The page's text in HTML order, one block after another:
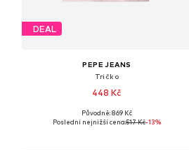
DEAL
PEPE JEANS
Tričko
448 Kč
Dostupné velikosti: XS, S, M, L, XL
Původně: 869 Kč
Poslední nejnižší cena:517 Kč-13%